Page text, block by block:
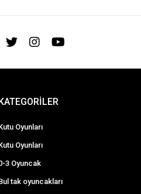
Oyunları
Oyunları
3 Oyuncak
tak oyuncakları